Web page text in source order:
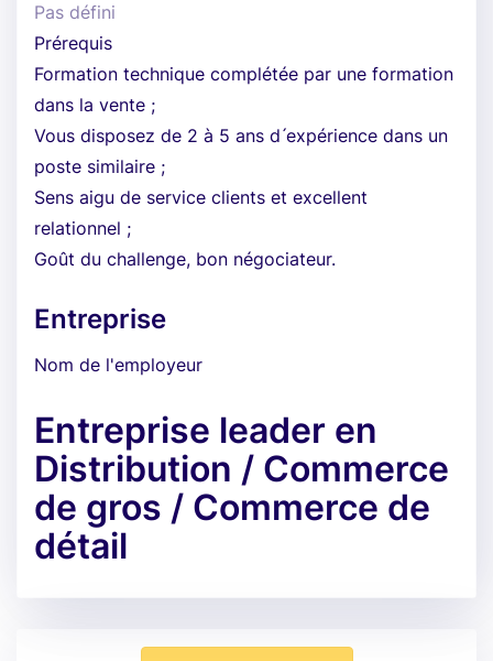
Pas défini
Prérequis
Formation technique complétée par une formation
dans la vente ;
Vous disposez de 2 à 5 ans d ́expérience dans un
poste similaire ;
Sens aigu de service clients et excellent
relationnel ;
Goût du challenge, bon négociateur.
Entreprise
Nom de l'employeur
Entreprise leader en
Distribution / Commerce
de gros / Commerce de
détail